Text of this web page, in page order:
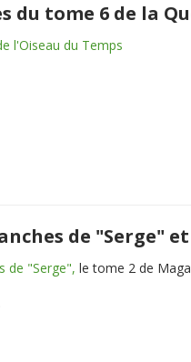
du tome 6 de la
l'Oiseau du Temps
de "Serge"
de "Serge", le tome 2 de